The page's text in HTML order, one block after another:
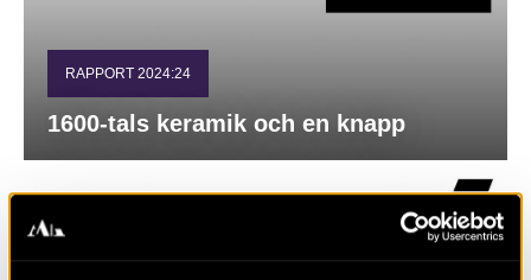
RAPPORT 2024:24
1600-tals keramik och en knapp